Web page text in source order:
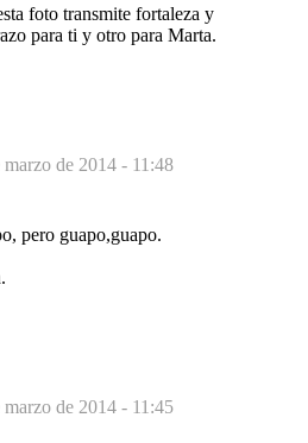
foto transmite fortaleza y
para ti y otro para Marta.
marzo de 2014 - 11:48
pero guapo,guapo.
marzo de 2014 - 11:45